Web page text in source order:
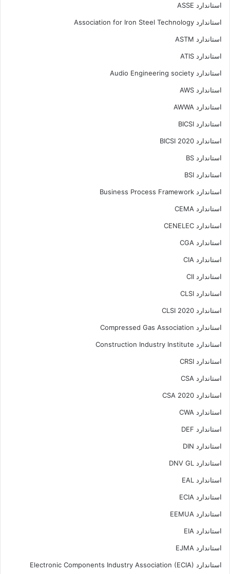
استاندارد ASSE
استاندارد Association for Iron Steel Technology
استاندارد ASTM
استاندارد ATIS
استاندارد Audio Engineering society
استاندارد AWS
استاندارد AWWA
استاندارد BICSI
استاندارد BICSI 2020
استاندارد BS
استاندارد BSI
استاندارد Business Process Framework
استاندارد CEMA
استاندارد CENELEC
استاندارد CGA
استاندارد CIA
استاندارد CII
استاندارد CLSI
استاندارد CLSI 2020
استاندارد Compressed Gas Association
استاندارد Construction Industry Institute
استاندارد CRSI
استاندارد CSA
استاندارد CSA 2020
استاندارد CWA
استاندارد DEF
استاندارد DIN
استاندارد DNV GL
استاندارد EAL
استاندارد ECIA
استاندارد EEMUA
استاندارد EIA
استاندارد EJMA
استاندارد Electronic Components Industry Association (ECIA)